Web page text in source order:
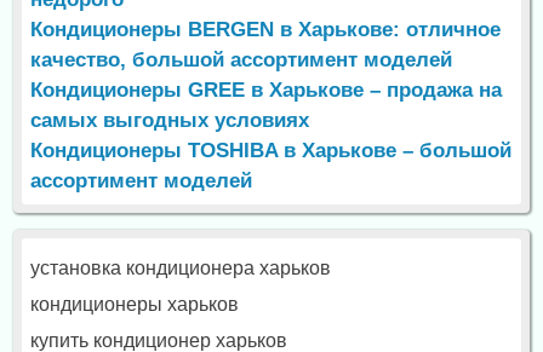
Кондиционеры BERGEN в Харькове: отличное
качество, большой ассортимент моделей
Кондиционеры GREE в Харькове – продажа на
самых выгодных условиях
Кондиционеры TOSHIBA в Харькове – большой
ассортимент моделей
установка кондиционера харьков
кондиционеры харьков
купить кондиционер харьков